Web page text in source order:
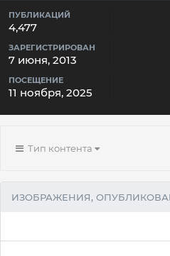
ПУБЛИКАЦИЙ
4,477
ЗАРЕГИСТРИРОВАН
7 июня, 2013
ПОСЕЩЕНИЕ
11 ноября, 2025
Тип контента
ИЗОБРАЖЕНИЯ,